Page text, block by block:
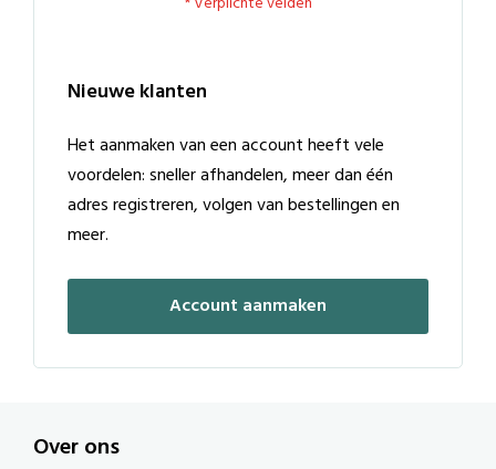
Nieuwe klanten
Het aanmaken van een account heeft vele
voordelen: sneller afhandelen, meer dan één
adres registreren, volgen van bestellingen en
meer.
Account aanmaken
Over ons